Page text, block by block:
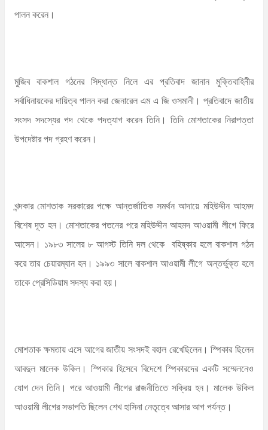
পালন করেন।
মুজিব বাকশাল গঠনের সিদ্ধান্ত নিলে এর প্রতিবাদ জানান মুক্তিবাহিনীর
সর্বাধিনায়কের দায়িত্ব পালন করা জেনারেল এম এ জি ওসমানী। প্রতিবাদে জাতীয়
সংসদ সদস্যের পদ থেকে পদত্যাগ করেন তিনি। তিনি মোশতাকের নিরাপত্তা
উপদেষ্টার পদ গ্রহণ করেন।
খন্দকার মোশতাক সরকারের পক্ষে আন্তর্জাতিক সমর্থন আদায়ে মহিউদ্দীন আহমদ
বিশেষ দূত হন। মোশতাকের পতনের পরে মহিউদ্দীন আহমদ আওয়ামী লীগে ফিরে
আসেন। ১৯৮৩ সালের ৮ আগস্ট তিনি দল থেকে বহিষ্কার হলে বাকশাল গঠন
করে তার চেয়ারম্যান হন। ১৯৯৩ সালে বাকশাল আওয়ামী লীগে অন্তর্ভুক্ত হলে
তাকে প্রেসিডিয়াম সদস্য করা হয়।
মোশতাক ক্ষমতায় এসে আগের জাতীয় সংসদই বহাল রেখেছিলেন। স্পিকার ছিলেন
আবদুল মালেক উকিল। স্পিকার হিসেবে বিদেশে স্পিকারদের একটি সম্মেলনেও
যোগ দেন তিনি। পরে আওয়ামী লীগের রাজনীতিতে সক্রিয় হন। মালেক উকিল
আওয়ামী লীগের সভাপতি ছিলেন শেখ হাসিনা নেতৃত্বে আসার আগ পর্যন্ত।